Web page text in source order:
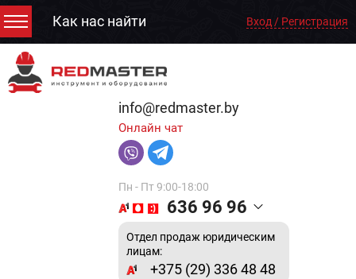
Как нас найти Вход / Регистрация
info@redmaster.by
Онлайн чат
Пн - Пт 9:00-18:00
636 96 96
Отдел продаж юридическим
лицам:
+375 (29) 336 48 48